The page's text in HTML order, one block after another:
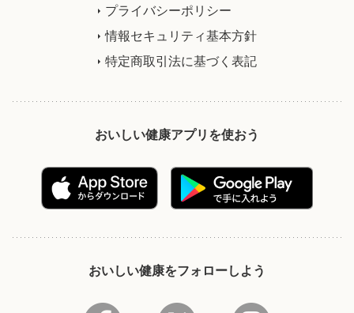
プライバシーポリシー
情報セキュリティ基本方針
特定商取引法に基づく表記
おいしい健康アプリを使おう
おいしい健康をフォローしよう